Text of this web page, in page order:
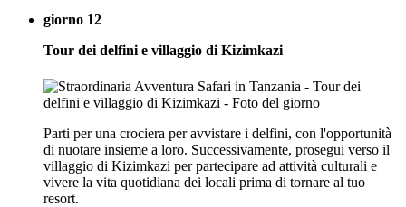
giorno 12
Tour dei delfini e villaggio di Kizimkazi
Parti per una crociera per avvistare i delfini, con l'opportunità
di nuotare insieme a loro. Successivamente, prosegui verso il
villaggio di Kizimkazi per partecipare ad attività culturali e
vivere la vita quotidiana dei locali prima di tornare al tuo
resort.